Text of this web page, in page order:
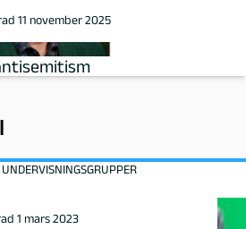
11 november 2025
1 mars 2023